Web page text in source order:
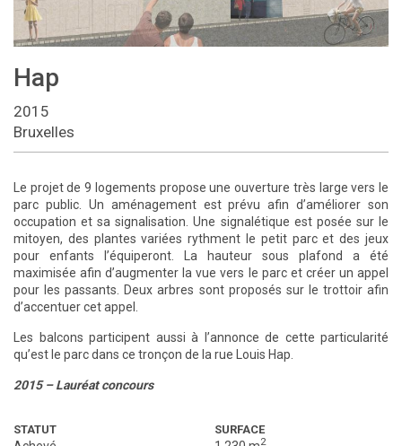
Hap
2015
Bruxelles
Le projet de 9 logements propose une ouverture très large vers le
parc public. Un aménagement est prévu afin d’améliorer son
occupation et sa signalisation. Une signalétique est posée sur le
mitoyen, des plantes variées rythment le petit parc et des jeux
pour enfants l’équiperont. La hauteur sous plafond a été
maximisée afin d’augmenter la vue vers le parc et créer un appel
pour les passants. Deux arbres sont proposés sur le trottoir afin
d’accentuer cet appel.
Les balcons participent aussi à l’annonce de cette particularité
qu’est le parc dans ce tronçon de la rue Louis Hap.
2015 – Lauréat concours
STATUT SURFACE
2